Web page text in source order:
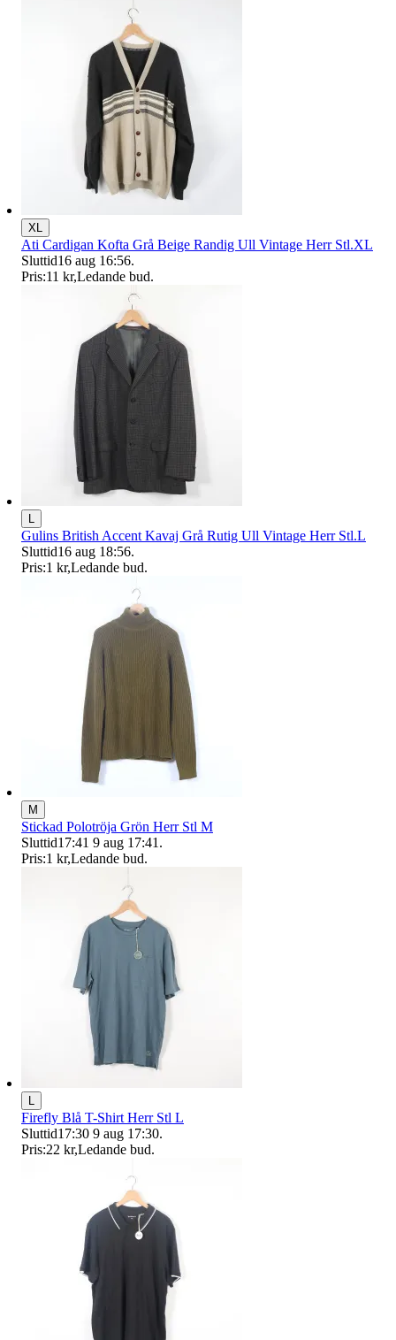
XL
Ati Cardigan Kofta Grå Beige Randig Ull Vintage Herr Stl.XL
Sluttid16 aug 16:56.
Pris:11 kr,Ledande bud.
L
Gulins British Accent Kavaj Grå Rutig Ull Vintage Herr Stl.L
Sluttid16 aug 18:56.
Pris:1 kr,Ledande bud.
M
Stickad Polotröja Grön Herr Stl M
Sluttid17:41 9 aug 17:41 .
Pris:1 kr,Ledande bud.
L
Firefly Blå T-Shirt Herr Stl L
Sluttid17:30 9 aug 17:30.
Pris:22 kr,Ledande bud.